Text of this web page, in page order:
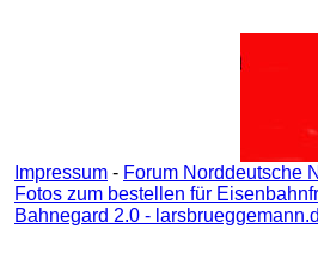
Impressum - Forum Norddeutsche
Fotos zum bestellen für
Bahnegard 2.0 -